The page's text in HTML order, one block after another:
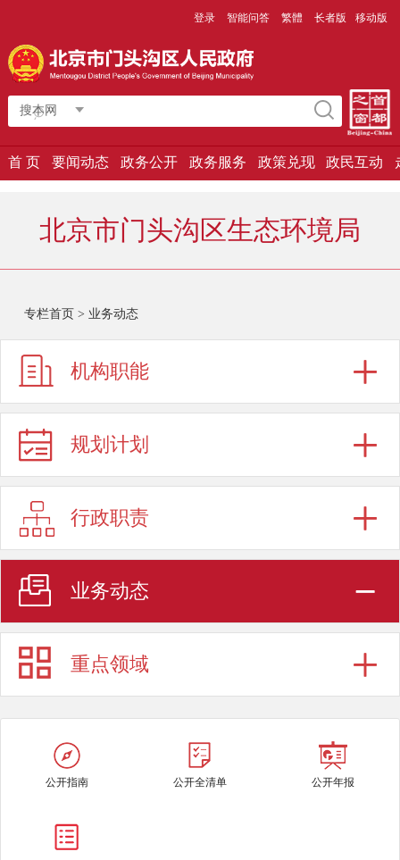
登录 智能问答 繁體 长者版 移动版
搜本网
首 页 要闻动态 政务公开 政务服务 政策兑现 政民互动
北京市门头沟区生态环境局
专栏首页 > 业务动态
机构职能
规划计划
行政职责
业务动态
重点领域
公开指南 公开全清单 公开年报